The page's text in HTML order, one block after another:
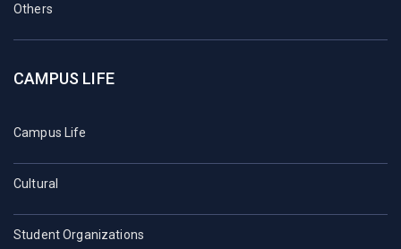
Others
CAMPUS LIFE
Campus Life
Cultural
Student Organizations